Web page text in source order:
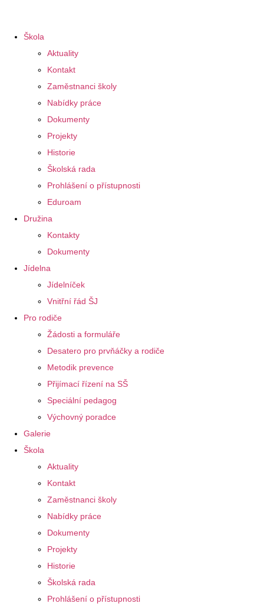
Škola
Aktuality
Kontakt
Zaměstnanci školy
Nabídky práce
Dokumenty
Projekty
Historie
Školská rada
Prohlášení o přístupnosti
Eduroam
Družina
Kontakty
Dokumenty
Jídelna
Jídelníček
Vnitřní řád ŠJ
Pro rodiče
Žádosti a formuláře
Desatero pro prvňáčky a rodiče
Metodik prevence
Přijímací řízení na SŠ
Speciální pedagog
Výchovný poradce
Galerie
Škola
Aktuality
Kontakt
Zaměstnanci školy
Nabídky práce
Dokumenty
Projekty
Historie
Školská rada
Prohlášení o přístupnosti